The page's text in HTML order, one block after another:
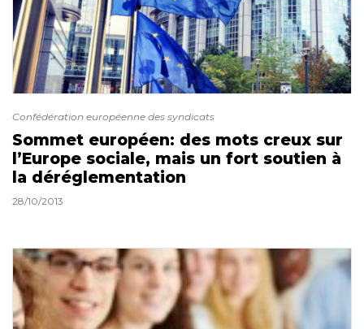
Confédération européenne des syndicats
Sommet européen: des mots creux sur
l’Europe sociale, mais un fort soutien à
la déréglementation
28/10/2013